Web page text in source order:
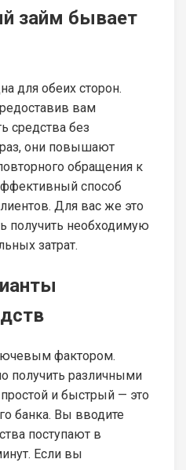
займ бывает
для обеих сторон.
вам
средства без
они повышают
обращения к
способ
Для вас же это
получить необходимую
затрат.
фактором.
получить различными
и быстрый — это
банка. Вы вводите
поступают в
Если вы